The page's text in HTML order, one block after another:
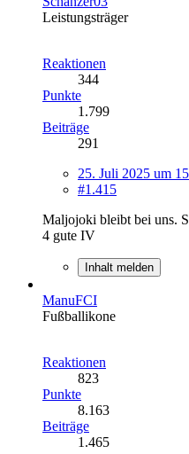
Leistungsträger
Reaktionen
344
Punkte
1.799
Beiträge
291
25. Juli 2025 um
#1.415
Maljojoki bleibt bei uns.
4 gute IV
Inhalt melden
ManuFCI
Fußballikone
Reaktionen
823
Punkte
8.163
Beiträge
1.465